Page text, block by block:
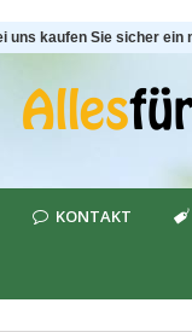
uns kaufen Sie sicher ein
KONTAKT